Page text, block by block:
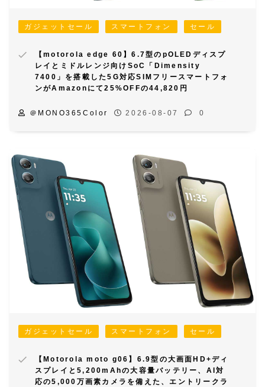
ガジェットセール スマートフォン セール
【motorola edge 60】6.7型のpOLEDディスプ
レイとミドルレンジ向けSoC「Dimensity
7400」を搭載した5G対応SIMフリースマートフォ
ンがAmazonにて25%OFFの44,820円
＠MONO365Color 2026-08-07 0
ガジェットセール スマートフォン セール
【Motorola moto g06】6.9型の大画面HD+ディ
スプレイと5,200mAhの大容量バッテリー、AI対
応の5,000万画素カメラを備えた、エントリークラ